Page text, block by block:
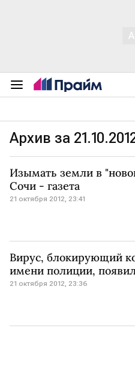
Архив за
Изымать земли в
Сочи - газета
21 октября 2012, 23:41
Вирус, блокирующий
имени полиции,
21 октября 2012, 23:36